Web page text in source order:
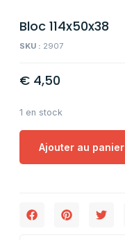
Bloc 114x50x38
SKU : 2907
€ 4,50
1 en stock
Ajouter au panier